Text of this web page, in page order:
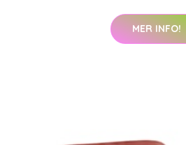
MER INFO!